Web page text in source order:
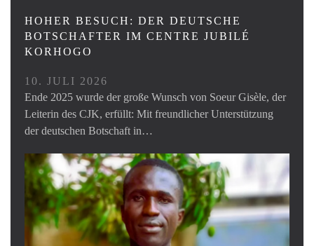
HOHER BESUCH: DER DEUTSCHE
BOTSCHAFTER IM CENTRE JUBILÉ
KORHOGO
10. JULI 2026
Ende 2025 wurde der große Wunsch von Soeur Gisèle, der
Leiterin des CJK, erfüllt: Mit freundlicher Unterstützung
der deutschen Botschaft in…